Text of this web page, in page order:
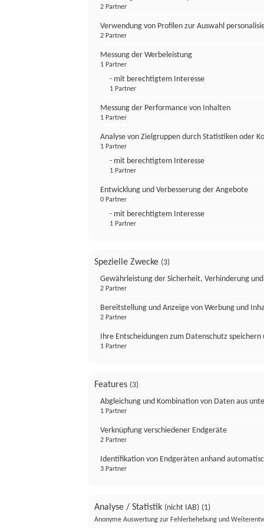
2 Partner
Verwendung von Profilen zur Auswahl
2 Partner
Messung der Werbeleistung
1 Partner
- mit berechtigtem Interesse
1 Partner
Messung der Performance von Inhalten
1 Partner
Analyse von Zielgruppen durch Statistiken oder
1 Partner
- mit berechtigtem Interesse
1 Partner
Entwicklung und Verbesserung der Angebote
0 Partner
- mit berechtigtem Interesse
1 Partner
Spezielle Zwecke (3)
Gewährleistung der Sicherheit, Verhinderung
2 Partner
Bereitstellung und Anzeige von Werbung und
2 Partner
Ihre Entscheidungen zum Datenschutz
1 Partner
Features (3)
Abgleichung und Kombination von Daten aus
1 Partner
Verknüpfung verschiedener Endgeräte
2 Partner
Identifikation von Endgeräten anhand
3 Partner
Analyse / Statistik (nicht IAB) (1)
Anonyme Auswertung zur Fehlerbehebung und